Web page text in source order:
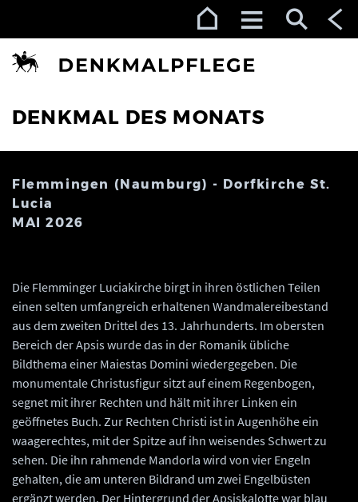
DENKMAL DES MONATS
Flemmingen (Naumburg) - Dorfkirche St.
Lucia
MAI 2026
Die Flemminger Luciakirche birgt in ihren östlichen Teilen
einen selten umfangreich erhaltenen Wandmalereibestand
aus dem zweiten Drittel des 13. Jahrhunderts. Im obersten
Bereich der Apsis wurde das in der Romanik übliche
Bildthema einer Maiestas Domini wiedergegeben. Die
monumentale Christusfigur sitzt auf einem Regenbogen,
segnet mit ihrer Rechten und hält mit ihrer Linken ein
geöffnetes Buch. Zur Rechten Christi ist in Augenhöhe ein
waagerechtes, mit der Spitze auf ihn weisendes Schwert zu
sehen. Die ihn rahmende Mandorla wird von vier Engeln
gehalten, die am unteren Bildrand um zwei Engelbüsten
ergänzt werden. Der Hintergrund der Apsiskalotte war blau